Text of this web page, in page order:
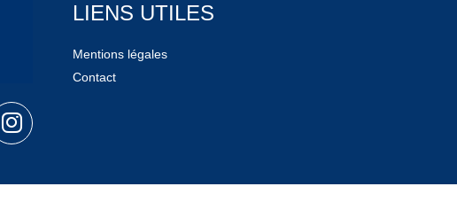
LIENS UTILES
Mentions légales
Contact